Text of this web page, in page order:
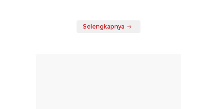
Selengkapnya